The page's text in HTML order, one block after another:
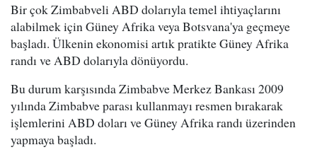
Bir çok Zimbabveli ABD dolarıyla temel ihtiyaçlarını
alabilmek için Güney Afrika veya Botsvana'ya geçmeye
başladı. Ülkenin ekonomisi artık pratikte Güney Afrika
randı ve ABD dolarıyla dönüyordu.
Bu durum karşısında Zimbabve Merkez Bankası 2009
yılında Zimbabve parası kullanmayı resmen bırakarak
işlemlerini ABD doları ve Güney Afrika randı üzerinden
yapmaya başladı.